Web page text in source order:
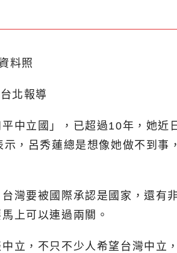
北報導
中立國」，已超過10年，她
，呂秀蓮總是想像她做不到
灣要被國際承認是國家，還
上可以連過兩關。
中立，不只不少人希望台灣中